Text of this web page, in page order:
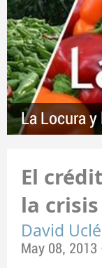
La Locura y
El
la crisis
David
May 08, 2013